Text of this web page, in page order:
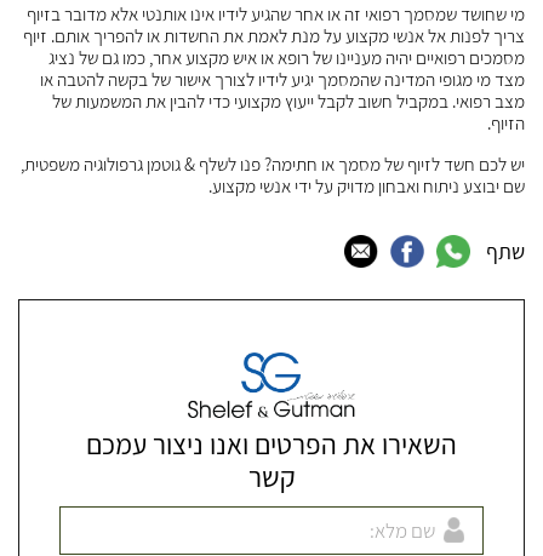
מי שחושד שמסמך רפואי זה או אחר שהגיע לידיו אינו אותנטי אלא מדובר בזיוף
צריך לפנות אל אנשי מקצוע על מנת לאמת את החשדות או להפריך אותם. זיוף
מסמכים רפואיים יהיה מעניינו של רופא או איש מקצוע אחר, כמו גם של נציג
מצד מי מגופי המדינה שהמסמך יגיע לידיו לצורך אישור של בקשה להטבה או
מצב רפואי. במקביל חשוב לקבל ייעוץ מקצועי כדי להבין את המשמעות של
הזיוף.
יש לכם חשד לזיוף של מסמך או חתימה? פנו לשלף & גוטמן גרפולוגיה משפטית,
שם יבוצע ניתוח ואבחון מדויק על ידי אנשי מקצוע.
שתף
השאירו את הפרטים ואנו ניצור עמכם
קשר